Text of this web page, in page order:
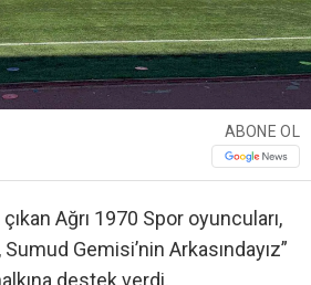
ABONE OL
Ağrı 1970 Spor oyuncuları,
Sumud Gemisi’nin Arkasındayız”
destek verdi.